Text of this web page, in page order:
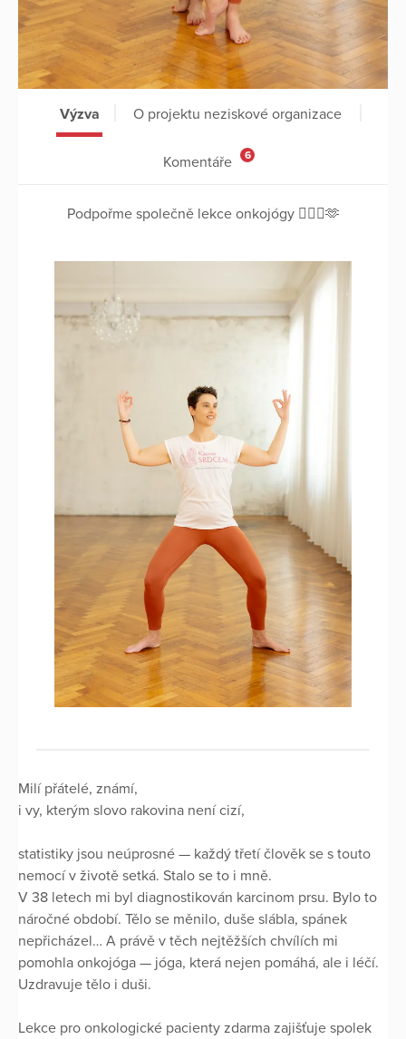
Výzva O projektu neziskové organizace
Komentáře 6
Podpořme společně lekce onkojógy 🧘🏽‍♀️🫶
Milí přátelé, známí,
i vy, kterým slovo rakovina není cizí,
statistiky jsou neúprosné — každý třetí člověk se s touto
nemocí v životě setká. Stalo se to i mně.
V 38 letech mi byl diagnostikován karcinom prsu. Bylo to
náročné období. Tělo se měnilo, duše slábla, spánek
nepřicházel… A právě v těch nejtěžších chvílích mi
pomohla onkojóga — jóga, která nejen pomáhá, ale i léčí.
Uzdravuje tělo i duši.
Lekce pro onkologické pacienty zdarma zajišťuje spolek